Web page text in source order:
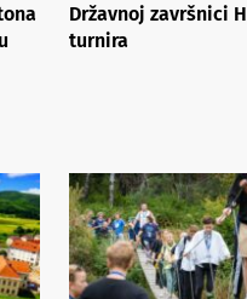
Državnoj završnici
turnira